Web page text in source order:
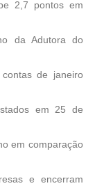
2,7 pontos em
da Adutora do
de janeiro
em 25 de
em comparação
e encerram